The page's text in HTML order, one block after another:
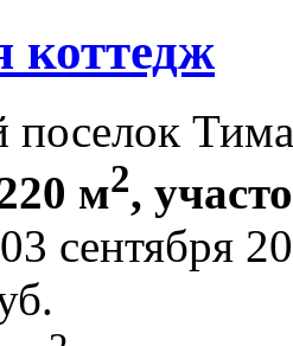
коттедж
поселок
м2,
сентября